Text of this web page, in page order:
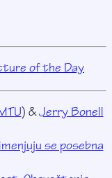
of the Day
) &Jerry Bonell
se posebna